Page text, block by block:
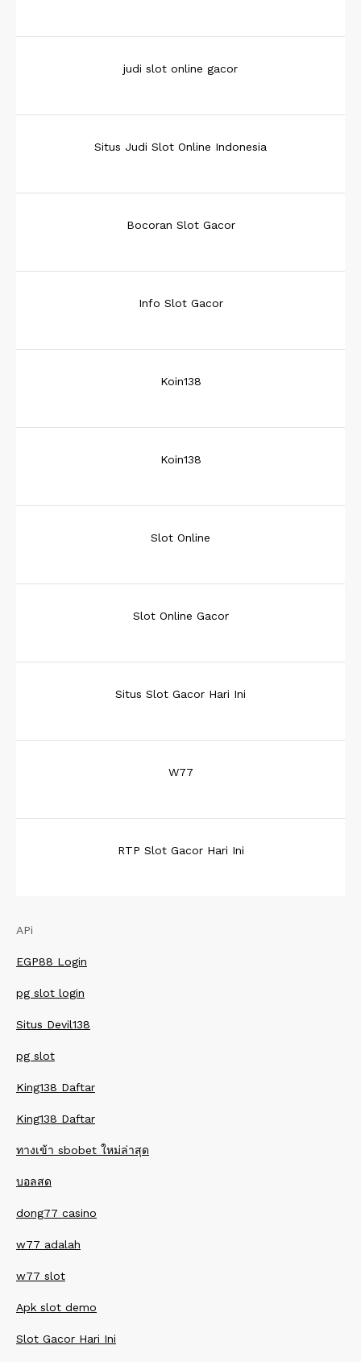
judi slot online gacor
Situs Judi Slot Online Indonesia
Bocoran Slot Gacor
Info Slot Gacor
Koin138
Koin138
Slot Online
Slot Online Gacor
Situs Slot Gacor Hari Ini
W77
RTP Slot Gacor Hari Ini
APi
EGP88 Login
pg slot login
Situs Devil138
pg slot
King138 Daftar
King138 Daftar
ทางเข้า sbobet ใหม่ล่าสุด
บอลสด
dong77 casino
w77 adalah
w77 slot
Apk slot demo
Slot Gacor Hari Ini